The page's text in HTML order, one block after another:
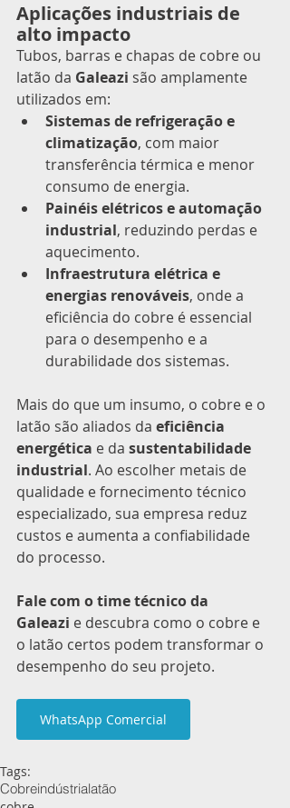
Aplicações industriais de
alto impacto
Tubos, barras e chapas de cobre ou
latão da Galeazi são amplamente
utilizados em:
Sistemas de refrigeração e
climatização, com maior
transferência térmica e menor
consumo de energia.
Painéis elétricos e automação
industrial, reduzindo perdas e
aquecimento.
Infraestrutura elétrica e
energias renováveis, onde a
eficiência do cobre é essencial
para o desempenho e a
durabilidade dos sistemas.
Mais do que um insumo, o cobre e o
latão são aliados da eficiência
energética e da sustentabilidade
industrial. Ao escolher metais de
qualidade e fornecimento técnico
especializado, sua empresa reduz
custos e aumenta a confiabilidade
do processo.
Fale com o time técnico da
Galeazi e descubra como o cobre e
o latão certos podem transformar o
desempenho do seu projeto.
WhatsApp Comercial
Tags:
Cobreindústrialatão